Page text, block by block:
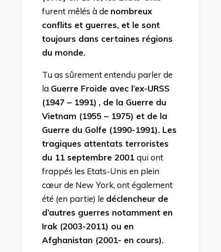
furent mêlés à de nombreux
conflits et guerres, et le sont
toujours dans certaines régions
du monde.
Tu as sûrement entendu parler de
la Guerre Froide avec l’ex-URSS
(1947 – 1991) , de la Guerre du
Vietnam (1955 – 1975) et de la
Guerre du Golfe (1990-1991). Les
tragiques attentats terroristes
du 11 septembre 2001 qui ont
frappés les Etats-Unis en plein
cœur de New York, ont également
été (en partie) le déclencheur de
d’autres guerres notamment en
Irak (2003-2011) ou en
Afghanistan (2001- en cours).